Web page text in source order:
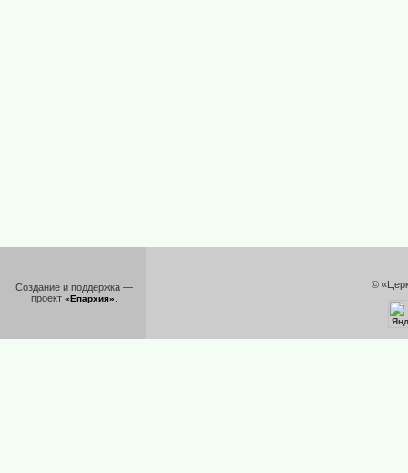
Создание и поддержка —
проект «Епархия»
©